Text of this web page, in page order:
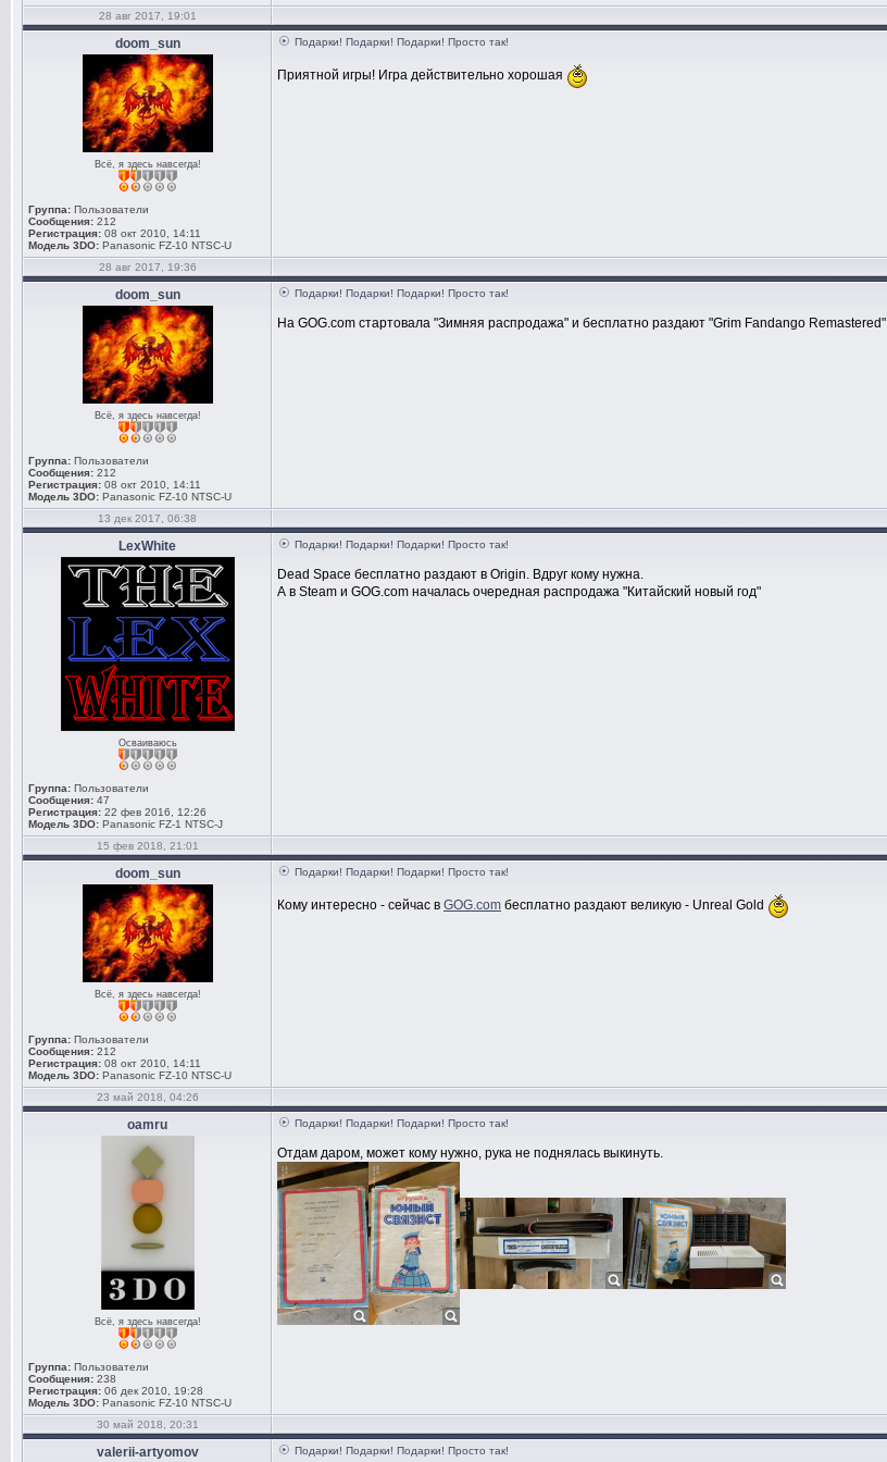
28 авг 2017, 19:01
doom_sun
Всё, я здесь навсегда!
Группа: Пользователи
Сообщения: 212
Регистрация: 08 окт 2010, 14:11
Модель 3DO: Panasonic FZ-10 NTSC-U
Подарки! Подарки! Подарки! Просто так!
Приятной игры! Игра действительно хорошая
28 авг 2017, 19:36
doom_sun
Всё, я здесь навсегда!
Группа: Пользователи
Сообщения: 212
Регистрация: 08 окт 2010, 14:11
Модель 3DO: Panasonic FZ-10 NTSC-U
Подарки! Подарки! Подарки! Просто так!
На GOG.com стартовала "Зимняя распродажа" и бесплатно раздают "Grim Fandango Remastered"
13 дек 2017, 06:38
LexWhite
Осваиваюсь
Группа: Пользователи
Сообщения: 47
Регистрация: 22 фев 2016, 12:26
Модель 3DO: Panasonic FZ-1 NTSC-J
Подарки! Подарки! Подарки! Просто так!
Dead Space бесплатно раздают в Origin. Вдруг кому нужна.
А в Steam и GOG.com началась очередная распродажа "Китайский новый год"
15 фев 2018, 21:01
doom_sun
Всё, я здесь навсегда!
Группа: Пользователи
Сообщения: 212
Регистрация: 08 окт 2010, 14:11
Модель 3DO: Panasonic FZ-10 NTSC-U
Подарки! Подарки! Подарки! Просто так!
Кому интересно - сейчас в GOG.com бесплатно раздают великую - Unreal Gold
23 май 2018, 04:26
oamru
Всё, я здесь навсегда!
Группа: Пользователи
Сообщения: 238
Регистрация: 06 дек 2010, 19:28
Модель 3DO: Panasonic FZ-10 NTSC-U
Подарки! Подарки! Подарки! Просто так!
Отдам даром, может кому нужно, рука не поднялась выкинуть.
30 май 2018, 20:31
valerii-artyomov Подарки! Подарки! Подарки! Просто так!